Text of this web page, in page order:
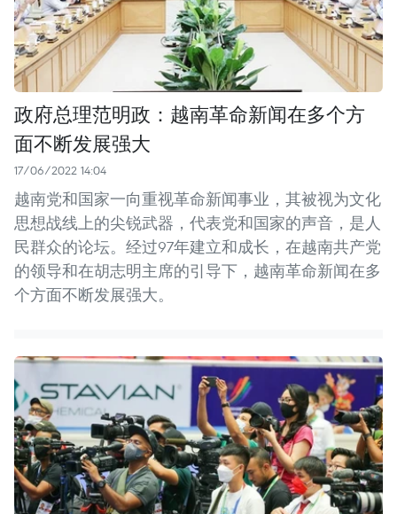
政府总理范明政：越南革命新闻在多个方
面不断发展强大
17/06/2022 14:04
越南党和国家一向重视革命新闻事业，其被视为文化
思想战线上的尖锐武器，代表党和国家的声音，是人
民群众的论坛。经过97年建立和成长，在越南共产党
的领导和在胡志明主席的引导下，越南革命新闻在多
个方面不断发展强大。